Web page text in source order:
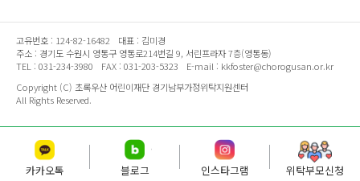
고유번호 : 124-82-16482 대표 : 김미경
주소 : 경기도 수원시 영통구 영통로214번길 9, 서린프라자 7층(영통동)
TEL : 031-234-3980 FAX : 031-203-5323 E-mail : kkfoster@chorogusan.or.kr
Copyright (C) 초록우산 어린이재단 경기남부가정위탁지원센터
All Rights Reserved.
카카오톡 블로그 인스타그램 위탁부모신청